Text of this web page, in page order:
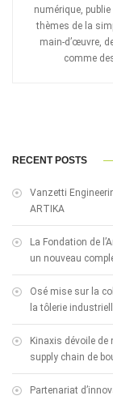
numérique,
thèmes de la
main-d’œuvre,
comme
RECENT POSTS
Vanzetti
ARTIKA
La Fondation de
un nouveau
Osé mise sur la
la tôlerie
Kinaxis dévoile
supply chain de
Partenariat